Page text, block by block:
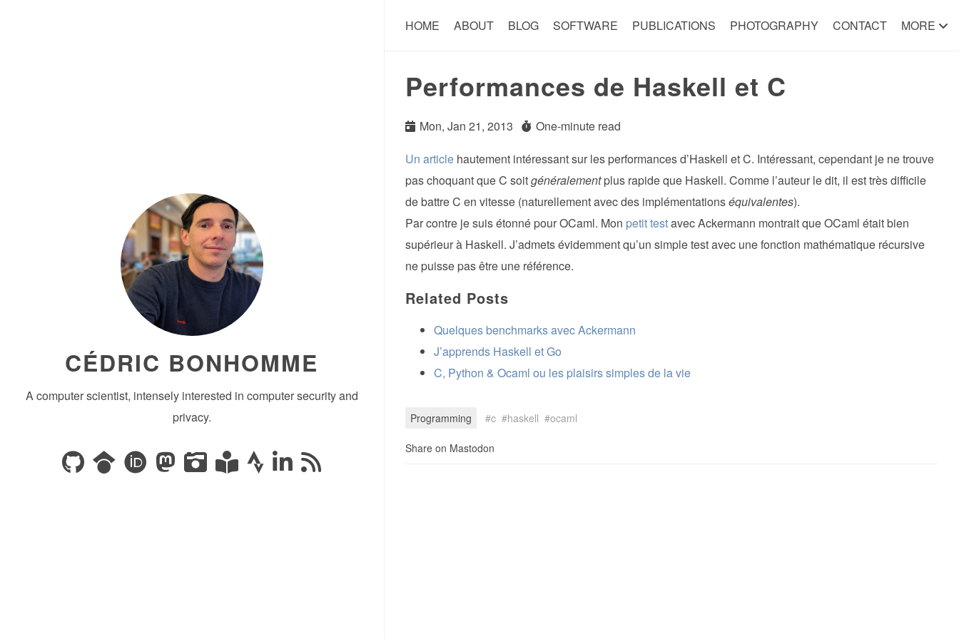
CÉDRIC BONHOMME
A computer scientist, intensely interested in computer security and
privacy.
HOME ABOUT BLOG SOFTWARE PUBLICATIONS PHOTOGRAPHY CONTACT MORE
Performances de Haskell et C
Mon, Jan 21, 2013
One-minute read
Un articlehautement intéressant sur les performances d’Haskell et C. Intéressant, cependant je ne trouve
pas choquant que C soitgénéralementplus rapide que Haskell. Comme l’auteur le dit, il est très difficile
de battre C en vitesse (naturellement avec des implémentationséquivalentes).
Par contre je suis étonné pour OCaml. Mon petit testavec Ackermann montrait que OCaml était bien
supérieur à Haskell. J’admets évidemment qu’un simple test avec une fonction mathématique récursive
ne puisse pas être une référence.
Related Posts
Quelques benchmarks avec Ackermann
J’apprends Haskell et Go
C, Python & Ocaml ou les plaisirs simples de la vie
Programming c haskell ocaml
Share on Mastodon